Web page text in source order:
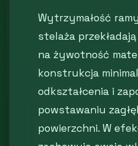
Wytrzymałość
stelaża
na żywotność
konstrukcja
odkształcenia i
powstawaniu
powierzchni. W